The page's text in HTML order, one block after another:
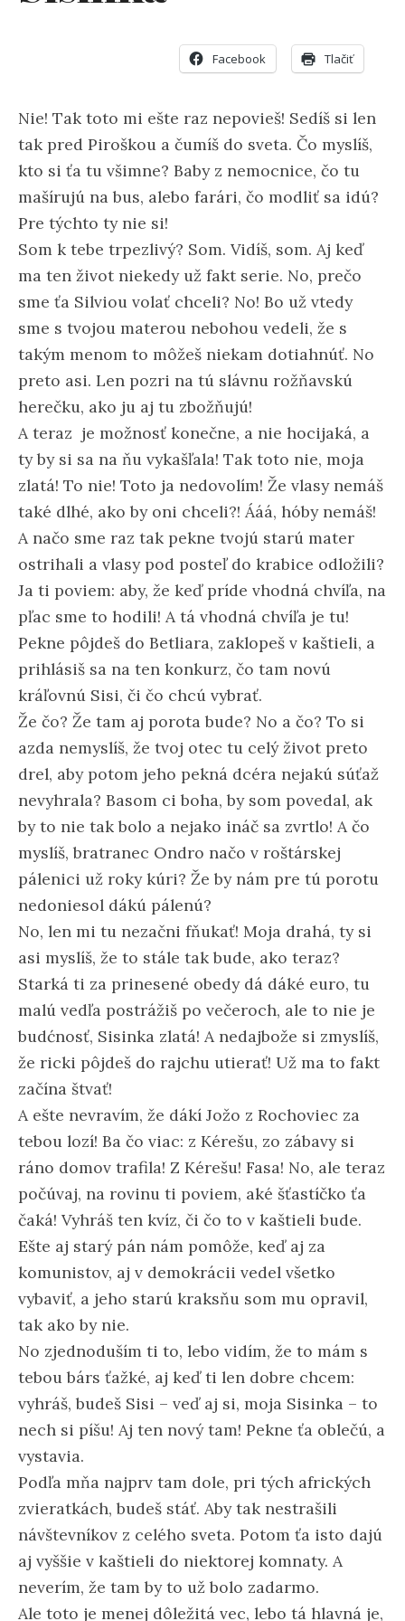
Facebook Tlačiť
Nie! Tak toto mi ešte raz nepovieš! Sedíš si len
tak pred Piroškou a čumíš do sveta. Čo myslíš,
kto si ťa tu všimne? Baby z nemocnice, čo tu
mašírujú na bus, alebo farári, čo modliť sa idú?
Pre týchto ty nie si!
Som k tebe trpezlivý? Som. Vidíš, som. Aj keď
ma ten život niekedy už fakt serie. No, prečo
sme ťa Silviou volať chceli? No! Bo už vtedy
sme s tvojou materou nebohou vedeli, že s
takým menom to môžeš niekam dotiahnúť. No
preto asi. Len pozri na tú slávnu rožňavskú
herečku, ako ju aj tu zbožňujú!
A teraz je možnosť konečne, a nie hocijaká, a
ty by si sa na ňu vykašľala! Tak toto nie, moja
zlatá! To nie! Toto ja nedovolím! Že vlasy nemáš
také dlhé, ako by oni chceli?! Ááá, hóby nemáš!
A načo sme raz tak pekne tvojú starú mater
ostrihali a vlasy pod posteľ do krabice odložili?
Ja ti poviem: aby, že keď príde vhodná chvíľa, na
pľac sme to hodili! A tá vhodná chvíľa je tu!
Pekne pôjdeš do Betliara, zaklopeš v kaštieli, a
prihlásiš sa na ten konkurz, čo tam novú
kráľovnú Sisi, či čo chcú vybrať.
Že čo? Že tam aj porota bude? No a čo? To si
azda nemyslíš, že tvoj otec tu celý život preto
drel, aby potom jeho pekná dcéra nejakú súťaž
nevyhrala? Basom ci boha, by som povedal, ak
by to nie tak bolo a nejako ináč sa zvrtlo! A čo
myslíš, bratranec Ondro načo v roštárskej
pálenici už roky kúri? Že by nám pre tú porotu
nedoniesol dákú pálenú?
No, len mi tu nezačni fňukať! Moja drahá, ty si
asi myslíš, že to stále tak bude, ako teraz?
Starká ti za prinesené obedy dá dáké euro, tu
malú vedľa postrážiš po večeroch, ale to nie je
budćnosť, Sisinka zlatá! A nedajbože si zmyslíš,
že ricki pôjdeš do rajchu utierať! Už ma to fakt
začína štvať!
A ešte nevravím, že dákí Jožo z Rochoviec za
tebou lozí! Ba čo viac: z Kérešu, zo zábavy si
ráno domov trafila! Z Kérešu! Fasa! No, ale teraz
počúvaj, na rovinu ti poviem, aké šťastíčko ťa
čaká! Vyhráš ten kvíz, či čo to v kaštieli bude.
Ešte aj starý pán nám pomôže, keď aj za
komunistov, aj v demokrácii vedel všetko
vybaviť, a jeho starú kraksňu som mu opravil,
tak ako by nie.
No zjednoduším ti to, lebo vidím, že to mám s
tebou bárs ťažké, aj keď ti len dobre chcem:
vyhráš, budeš Sisi – veď aj si, moja Sisinka – to
nech si píšu! Aj ten nový tam! Pekne ťa oblečú, a
vystavia.
Podľa mňa najprv tam dole, pri tých afrických
zvieratkách, budeš stáť. Aby tak nestrašili
návštevníkov z celého sveta. Potom ťa isto dajú
aj vyššie v kaštieli do niektorej komnaty. A
neverím, že tam by to už bolo zadarmo.
Ale toto je menej dôležitá vec, lebo tá hlavná je,